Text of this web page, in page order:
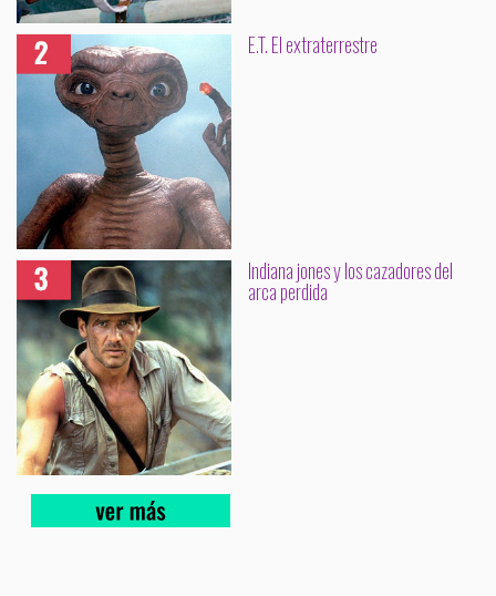
E.T. El extraterrestre
Indiana jones y los cazadores del
arca perdida